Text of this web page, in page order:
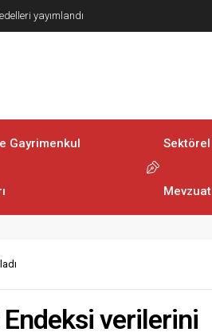
Teslimi Ve Yönetilmesi
Gayrimenkul Sektörel
Mevzuat
Endeksi verilerini